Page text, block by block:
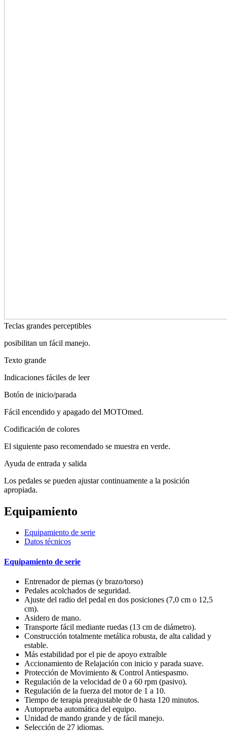
Teclas grandes perceptibles
posibilitan un fácil manejo.
Texto grande
Indicaciones fáciles de leer
Botón de inicio/parada
Fácil encendido y apagado del MOTOmed.
Codificación de colores
El siguiente paso recomendado se muestra en verde.
Ayuda de entrada y salida
Los pedales se pueden ajustar continuamente a la posición
apropiada.
Equipamiento
Equipamiento de serie
Datos técnicos
Equipamiento de serie
Entrenador de piernas (y brazo/torso)
Pedales acolchados de seguridad.
Ajuste del radio del pedal en dos posiciones (7,0 cm o 12,5
cm).
Asidero de mano.
Transporte fácil mediante ruedas (13 cm de diámetro).
Construcción totalmente metálica robusta, de alta calidad y
estable.
Más estabilidad por el pie de apoyo extraíble
Accionamiento de Relajación con inicio y parada suave.
Protección de Movimiento & Control Antiespasmo.
Regulación de la velocidad de 0 a 60 rpm (pasivo).
Regulación de la fuerza del motor de 1 a 10.
Tiempo de terapia preajustable de 0 hasta 120 minutos.
Autoprueba automática del equipo.
Unidad de mando grande y de fácil manejo.
Selección de 27 idiomas.